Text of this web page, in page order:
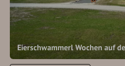
Eierschwammerl Wochen auf